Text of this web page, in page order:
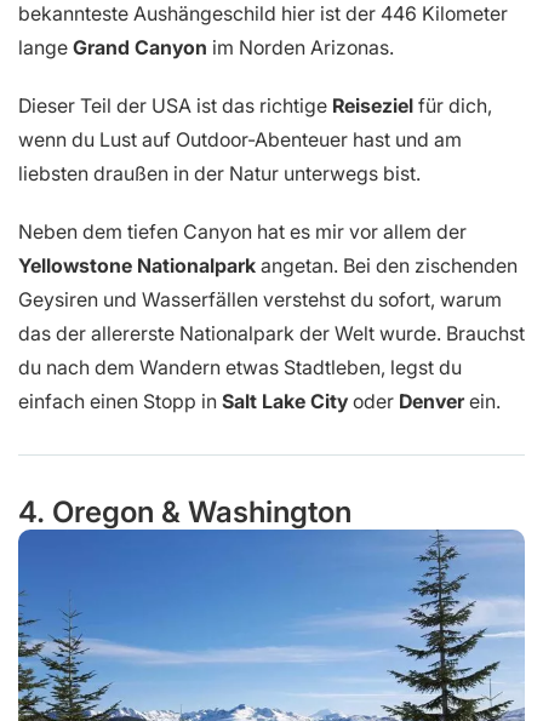
bekannteste Aushängeschild hier ist der 446 Kilometer
lange Grand Canyon im Norden Arizonas.
Dieser Teil der USA ist das richtige Reiseziel für dich,
wenn du Lust auf Outdoor-Abenteuer hast und am
liebsten draußen in der Natur unterwegs bist.
Neben dem tiefen Canyon hat es mir vor allem der
Yellowstone Nationalpark angetan. Bei den zischenden
Geysiren und Wasserfällen verstehst du sofort, warum
das der allererste Nationalpark der Welt wurde. Brauchst
du nach dem Wandern etwas Stadtleben, legst du
einfach einen Stopp in Salt Lake City oder Denverein.
4. Oregon & Washington